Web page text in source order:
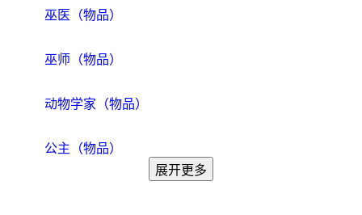
巫医（物品）
巫师（物品）
动物学家（物品）
公主（物品）
展开更多